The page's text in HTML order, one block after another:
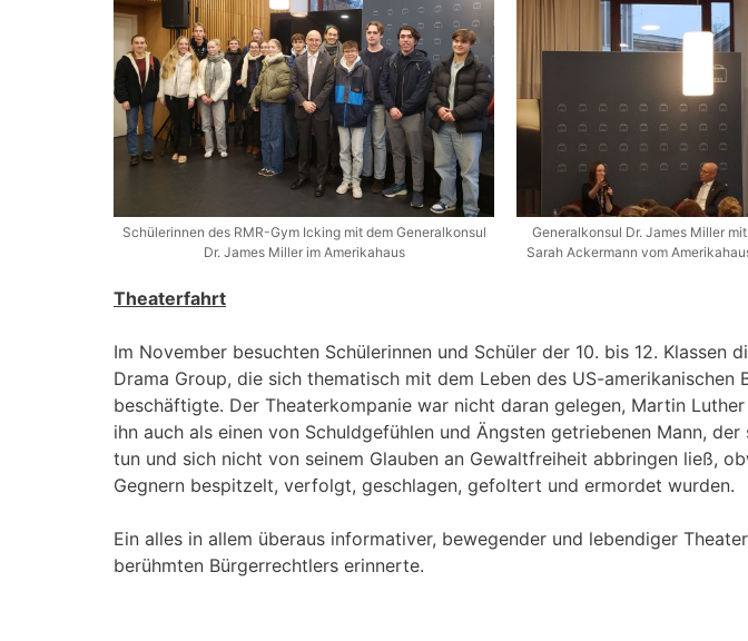
Schülerinnen des RMR-Gym Icking mit dem Generalkonsul
Dr. James Miller im Amerikahaus
Generalkonsul Dr. James Miller mit
Sarah Ackermann vom
Theaterfahrt
Im November besuchten Schülerinnen und Schüler der 10. bis 12. Klassen
Drama Group, die sich thematisch mit dem Leben des US-
beschäftigte. Der Theaterkompanie war nicht daran gelegen, Martin
ihn auch als einen von Schuldgefühlen und Ängsten getriebenen Mann,
tun und sich nicht von seinem Glauben an Gewaltfreiheit abbringen ließ,
Gegnern bespitzelt, verfolgt, geschlagen, gefoltert und ermordet wurden.
Ein alles in allem überaus informativer, bewegender und lebendiger
berühmten Bürgerrechtlers erinnerte.